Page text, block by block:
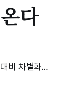
다
비 차별화…